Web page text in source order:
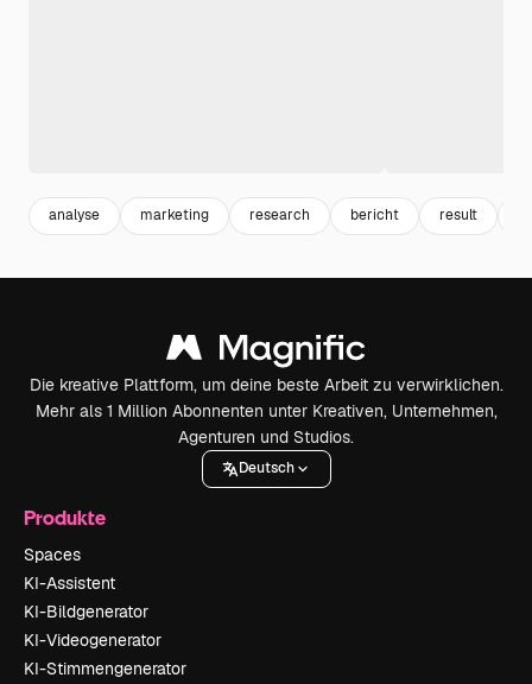
analyse marketing research bericht result
Die kreative Plattform, um deine beste Arbeit zu verwirklichen.
Mehr als 1 Million Abonnenten unter Kreativen, Unternehmen,
Agenturen und Studios.
Deutsch
Produkte
Spaces
KI-Assistent
KI-Bildgenerator
KI-Videogenerator
KI-Stimmengenerator